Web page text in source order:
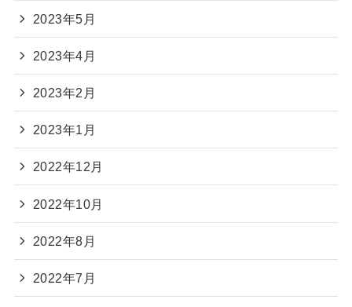
2023年5月
2023年4月
2023年2月
2023年1月
2022年12月
2022年10月
2022年8月
2022年7月